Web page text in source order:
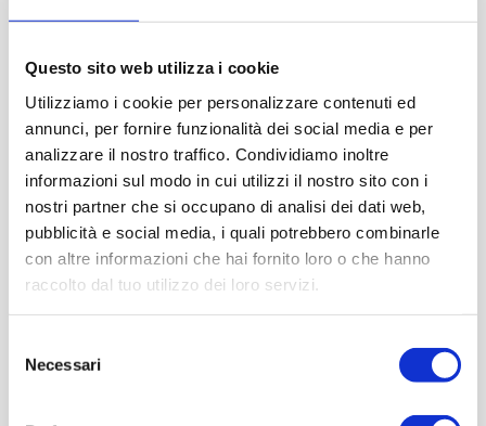
Questo sito web utilizza i cookie
Utilizziamo i cookie per personalizzare contenuti ed
annunci, per fornire funzionalità dei social media e per
analizzare il nostro traffico. Condividiamo inoltre
informazioni sul modo in cui utilizzi il nostro sito con i
nostri partner che si occupano di analisi dei dati web,
pubblicità e social media, i quali potrebbero combinarle
con altre informazioni che hai fornito loro o che hanno
raccolto dal tuo utilizzo dei loro servizi.
delNecessari